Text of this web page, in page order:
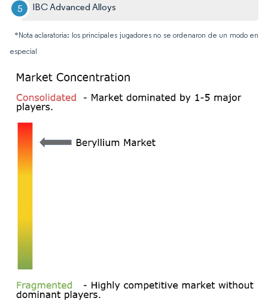
IBC Advanced Alloys
*Nota aclaratoria: los principales jugadores no se ordenaron de un modo en
especial